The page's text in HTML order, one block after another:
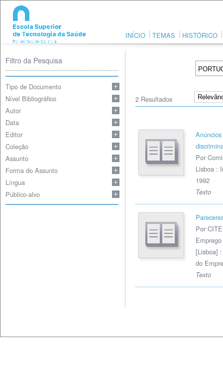
INÍCIO TEMAS HISTÓRICO
Filtro da Pesquisa
Tipo de Documento
Nível Bibliográfico
Autor
Data
Editor
Coleção
Assunto
Forma do Assunto
Língua
Público-alvo
2 Resultados
Por
Lisboa :
1992
Texto
Por
Emprego
[Lisboa]
do
Texto